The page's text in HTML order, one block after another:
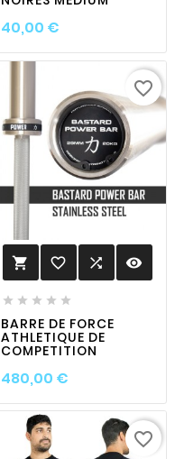
40,00 €Prix
 favorite_border  visibility
    
BARRE DE FORCE
ATHLETIQUE DE
COMPETITION
480,00 €Prix
favorite_border
favorite_border